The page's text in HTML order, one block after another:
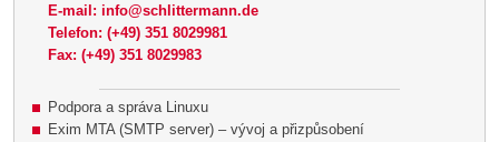
E-mail: info@schlittermann.de
Telefon: (+49) 351 8029981
Fax: (+49) 351 8029983
Podpora a správa Linuxu
Exim MTA (SMTP server) – vývoj a přizpůsobení